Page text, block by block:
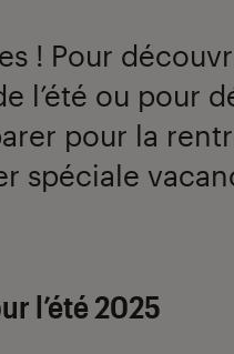
! Pour
l’été ou pour
pour la
spéciale
l’été 2025